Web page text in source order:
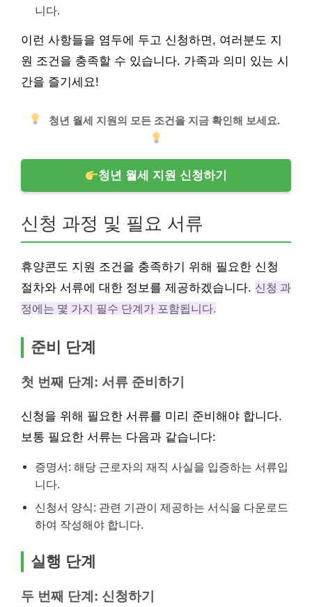
니다.
이런 사항들을 염두에 두고 신청하면, 여러분도 지
원 조건을 충족할 수 있습니다. 가족과 의미 있는 시
간을 즐기세요!
청년 월세 지원의 모든 조건을 지금 확인해 보세요.
청년 월세 지원 신청하기
신청 과정 및 필요 서류
휴양콘도 지원 조건을 충족하기 위해 필요한 신청
절차와 서류에 대한 정보를 제공하겠습니다. 신청 과
정에는 몇 가지 필수 단계가 포함됩니다.
준비 단계
첫 번째 단계: 서류 준비하기
신청을 위해 필요한 서류를 미리 준비해야 합니다.
보통 필요한 서류는 다음과 같습니다:
증명서: 해당 근로자의 재직 사실을 입증하는 서류입
니다.
신청서 양식: 관련 기관이 제공하는 서식을 다운로드
하여 작성해야 합니다.
실행 단계
두 번째 단계: 신청하기